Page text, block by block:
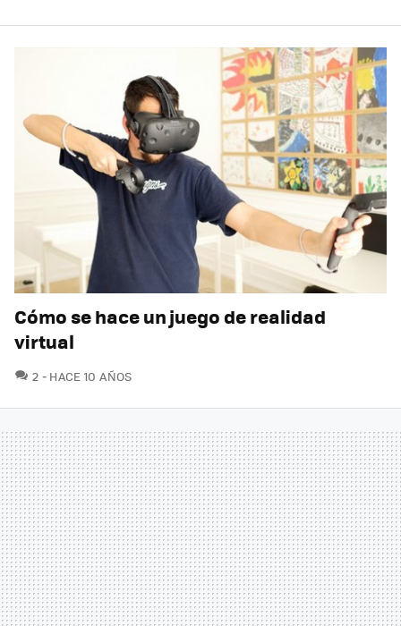
Cómo se hace un juego de realidad
virtual
2 COMENTARIOS
HACE 10 AÑOS